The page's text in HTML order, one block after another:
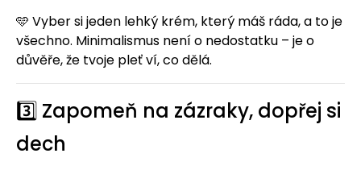
🩵 Vyber si jeden lehký krém, který máš ráda, a to je
všechno. Minimalismus není o nedostatku – je o
důvěře, že tvoje pleť ví, co dělá.
3️⃣ Zapomeň na zázraky, dopřej si
dech